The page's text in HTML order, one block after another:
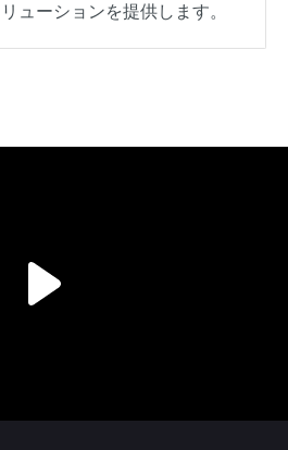
ューションを提供します。